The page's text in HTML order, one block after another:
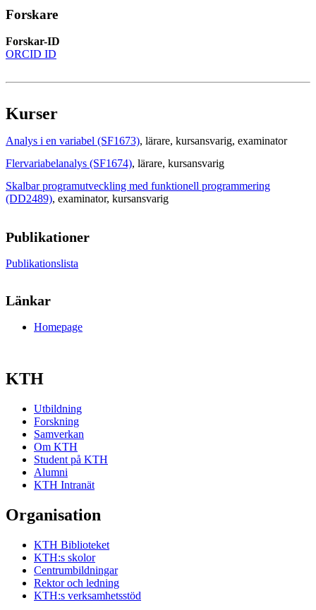
Forskare
Forskar-ID
ORCID ID
Kurser
Analys i en variabel (SF1673), lärare, kursansvarig, examinator
Flervariabelanalys (SF1674), lärare, kursansvarig
Skalbar programutveckling med funktionell programmering
(DD2489), examinator, kursansvarig
Publikationer
Publikationslista
Länkar
Homepage
KTH
Utbildning
Forskning
Samverkan
Om KTH
Student på KTH
Alumni
KTH Intranät
Organisation
KTH Biblioteket
KTH:s skolor
Centrumbildningar
Rektor och ledning
KTH:s verksamhetsstöd